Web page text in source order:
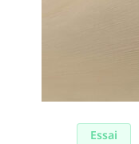
Essai